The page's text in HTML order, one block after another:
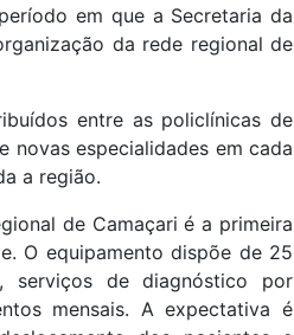
em que a Secretaria da
da rede regional de
entre as policlínicas de
novas especialidades em cada
a região.
de Camaçari é a primeira
O equipamento dispõe de 25
serviços de diagnóstico por
mensais. A expectativa é